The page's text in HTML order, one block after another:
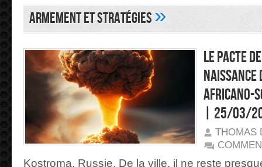
Armement et Stratégies»
Le pacte
naissance
africano-
| 25/03/
THOMAS
Kostroma, Russie. De la ville, il ne reste